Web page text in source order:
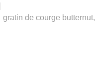
gratin de courge butternut,